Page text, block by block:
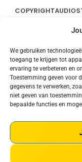
We gebruiken
toegang te krijgen tot
ervaring te verbeteren en
Toestemming geven voor
gegevens te verwerken,
niet geven van
bepaalde functies en
COPYRIGHT
CONTACT
STREAMS
COOKIE POLICY (EU)